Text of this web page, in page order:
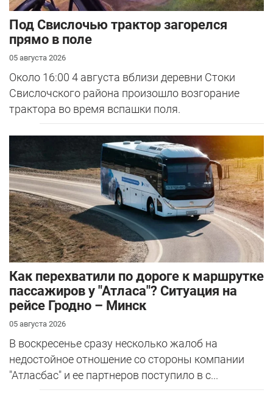
Под Свислочью трактор загорелся
прямо в поле
05 августа 2026
Около 16:00 4 августа вблизи деревни Стоки
Свислочского района произошло возгорание
трактора во время вспашки поля.
Как перехватили по дороге к маршрутке
пассажиров у "Атласа"? Ситуация на
рейсе Гродно – Минск
05 августа 2026
В воскресенье сразу несколько жалоб на
недостойное отношение со стороны компании
"Атласбас" и ее партнеров поступило в с...